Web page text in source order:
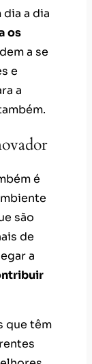
a dia
os
a se
e
a
é
são
de
a
que têm